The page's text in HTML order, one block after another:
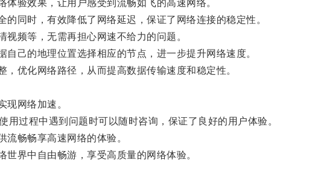
验效果，让用户感受到流畅如飞的高速网络。
同时，有效降低了网络延迟，保证了网络连接的稳定性。
频等，无需再担心网速不给力的问题。
己的地理位置选择相应的节点，进一步提升网络速度。
优化网络路径，从而提高数据传输速度和稳定性。
网络加速。
过程中遇到问题时可以随时咨询，保证了良好的用户体验。
畅畅享高速网络的体验。
界中自由畅游，享受高质量的网络体验。